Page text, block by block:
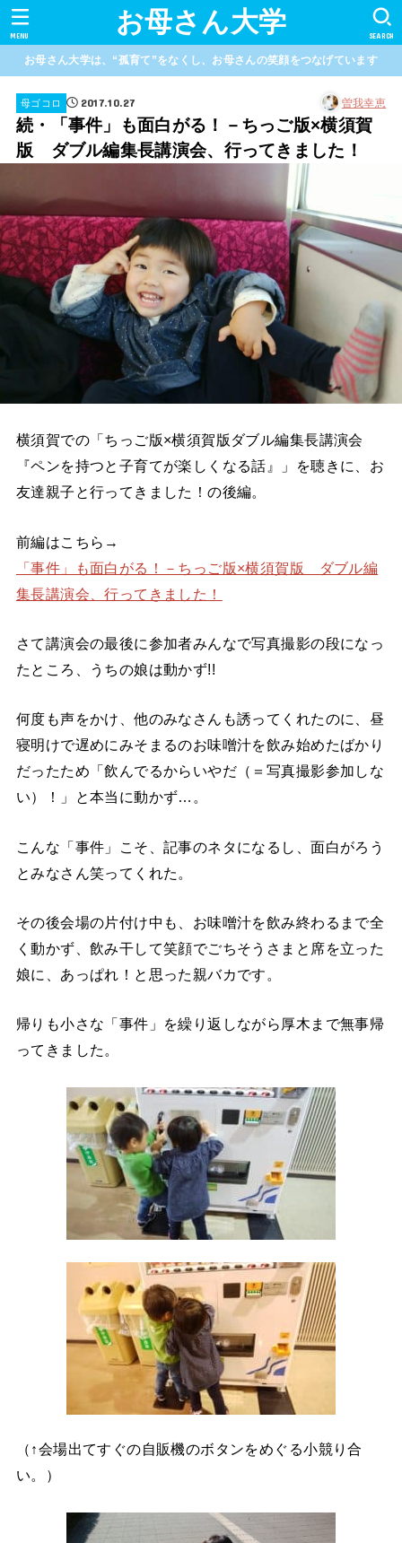
お母さん大学 SEARCH
MENU
お母さん大学は、“孤育て”をなくし、お母さんの笑顔をつなげています
母ゴコロ 2017.10.27 曽我幸恵
続・「事件」も面白がる！－ちっご版×横須賀
版 ダブル編集長講演会、行ってきました！
横須賀での「ちっご版×横須賀版ダブル編集長講演会
『ペンを持つと子育てが楽しくなる話』」を聴きに、お
友達親子と行ってきました！の後編。
前編はこちら→
「事件」も面白がる！－ちっご版×横須賀版 ダブル編
集長講演会、行ってきました！
さて講演会の最後に参加者みんなで写真撮影の段になっ
たところ、うちの娘は動かず!!
何度も声をかけ、他のみなさんも誘ってくれたのに、昼
寝明けで遅めにみそまるのお味噌汁を飲み始めたばかり
だったため「飲んでるからいやだ（＝写真撮影参加しな
い）！」と本当に動かず…。
こんな「事件」こそ、記事のネタになるし、面白がろう
とみなさん笑ってくれた。
その後会場の片付け中も、お味噌汁を飲み終わるまで全
く動かず、飲み干して笑顔でごちそうさまと席を立った
娘に、あっぱれ！と思った親バカです。
帰りも小さな「事件」を繰り返しながら厚木まで無事帰
ってきました。
（↑会場出てすぐの自販機のボタンをめぐる小競り合
い。）